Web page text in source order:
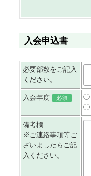
入会申込書
必要部数をご記入
ください。
入会年度 必須
備考欄
※ご連絡事項等ご
ざいましたらご記
入ください。